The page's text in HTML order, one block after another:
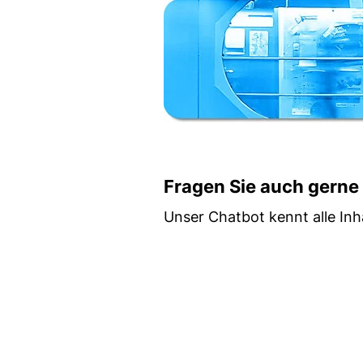
Fragen Sie auch gerne
Unser Chatbot kennt alle